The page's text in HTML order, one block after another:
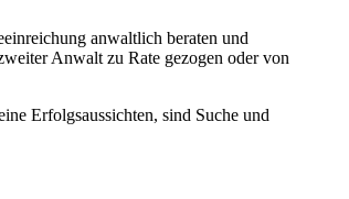
anwaltlich beraten und
Anwalt zu Rate gezogen oder von
Erfolgsaussichten, sind Suche und